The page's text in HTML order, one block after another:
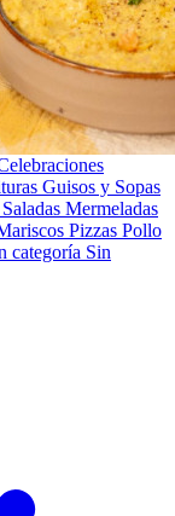
Guisos y Sopas
Mermeladas
Pizzas Pollo
categoría Sin